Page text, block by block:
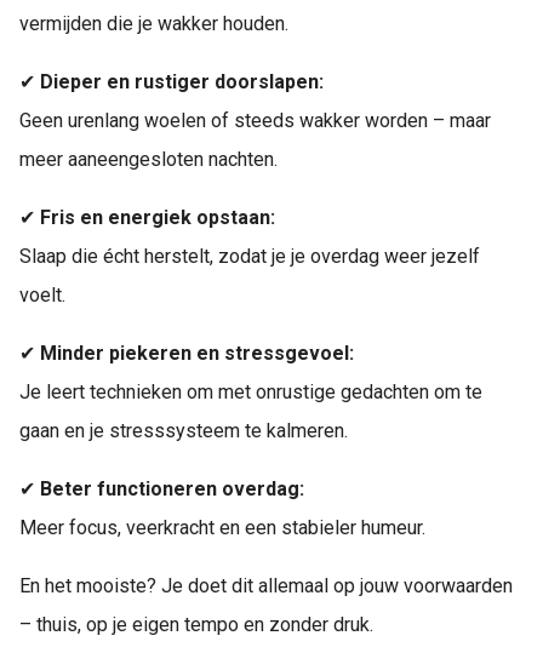
vermijden die je wakker houden.
✔ Dieper en rustiger doorslapen:
Geen urenlang woelen of steeds wakker worden – maar
meer aaneengesloten nachten.
✔ Fris en energiek opstaan:
Slaap die écht herstelt, zodat je je overdag weer jezelf
voelt.
✔ Minder piekeren en stressgevoel:
Je leert technieken om met onrustige gedachten om te
gaan en je stresssysteem te kalmeren.
✔ Beter functioneren overdag:
Meer focus, veerkracht en een stabieler humeur.
En het mooiste? Je doet dit allemaal op jouw voorwaarden
– thuis, op je eigen tempo en zonder druk.